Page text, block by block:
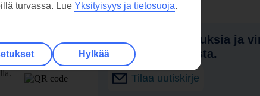
Vastaanota tarjouksia ja
tietoja uutuuksista.
Tilaa uutiskirje
turvassa. Lue Yksityisyys ja tietosuoja.
Hylkää